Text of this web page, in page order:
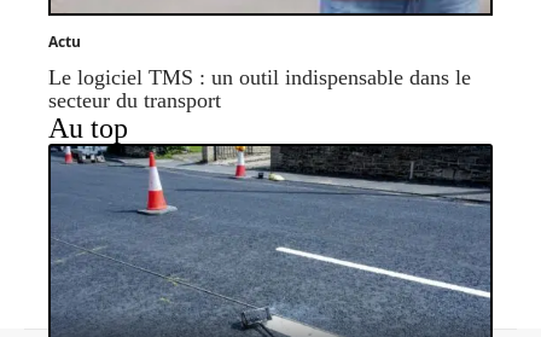
Actu
Le logiciel TMS : un outil indispensable dans le
secteur du transport
Au top